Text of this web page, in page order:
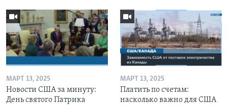
МАРТ 13, 2025
Новости США за минуту:
День святого Патрика
МАРТ 13, 2025
Платить по счетам:
насколько важно для США